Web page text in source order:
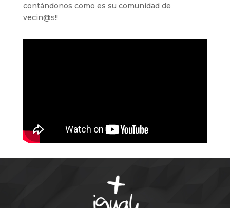
contándonos como es su comunidad de
vecin@s!!